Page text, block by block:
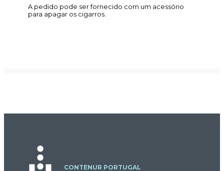
A pedido pode ser fornecido com um acessório
para apagar os cigarros.
CONTENUR PORTUGAL